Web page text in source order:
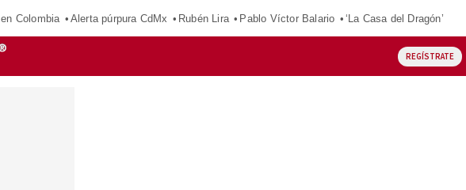
Colombia Alerta púrpura CdMx Rubén Lira Pablo Víctor Balario ‘La Casa del Dragón’
REGÍSTRATE